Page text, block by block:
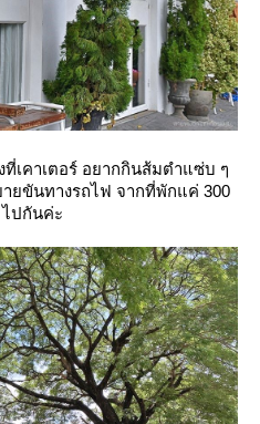
ที่เคาเตอร์ อยากกินส้มตำแซ่บ ๆ
ขันทางรถไฟ จากที่พักแค่ 300
ไปกันค่ะ